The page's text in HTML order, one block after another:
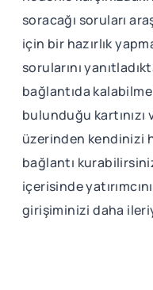
soracağı soruları
için bir hazırlık
sorularını
bağlantıda
bulunduğu
üzerinden kendinizi
bağlantı
içerisinde
girişiminizi daha